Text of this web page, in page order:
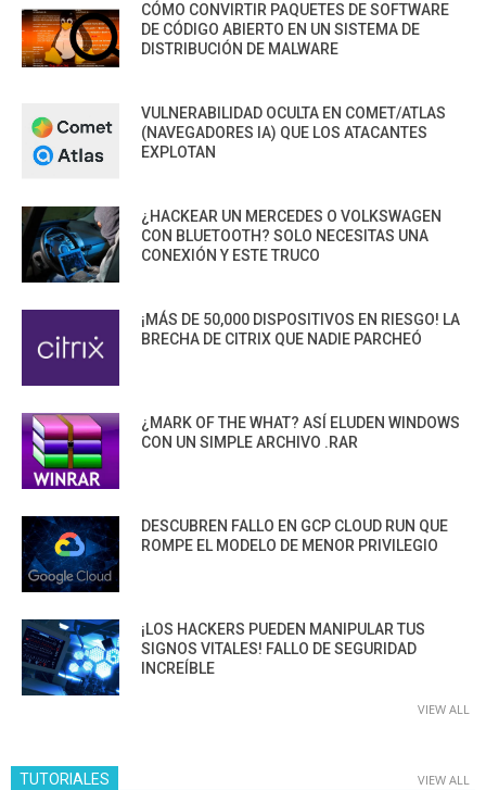
CÓMO CONVIRTIR PAQUETES DE SOFTWARE
DE CÓDIGO ABIERTO EN UN SISTEMA DE
DISTRIBUCIÓN DE MALWARE
VULNERABILIDAD OCULTA EN COMET/ATLAS
(NAVEGADORES IA) QUE LOS ATACANTES
EXPLOTAN
¿HACKEAR UN MERCEDES O VOLKSWAGEN
CON BLUETOOTH? SOLO NECESITAS UNA
CONEXIÓN Y ESTE TRUCO
¡MÁS DE 50,000 DISPOSITIVOS EN RIESGO! LA
BRECHA DE CITRIX QUE NADIE PARCHEÓ
¿MARK OF THE WHAT? ASÍ ELUDEN WINDOWS
CON UN SIMPLE ARCHIVO .RAR
DESCUBREN FALLO EN GCP CLOUD RUN QUE
ROMPE EL MODELO DE MENOR PRIVILEGIO
¡LOS HACKERS PUEDEN MANIPULAR TUS
SIGNOS VITALES! FALLO DE SEGURIDAD
INCREÍBLE
VIEW ALL
TUTORIALES VIEW ALL